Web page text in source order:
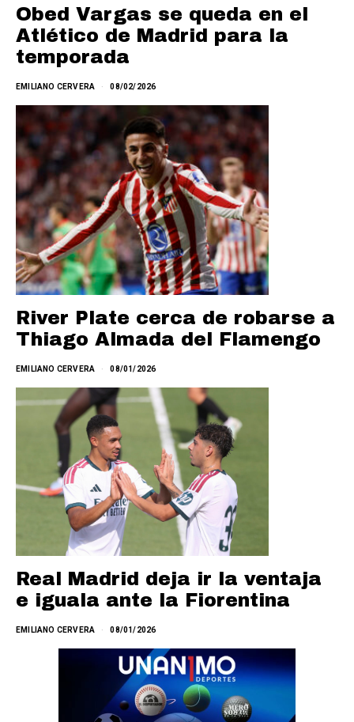
Obed Vargas se queda en el
Atlético de Madrid para la
temporada
EMILIANO CERVERA 08/02/2026
River Plate cerca de robarse a
Thiago Almada del Flamengo
EMILIANO CERVERA 08/01/2026
Real Madrid deja ir la ventaja
e iguala ante la Fiorentina
EMILIANO CERVERA 08/01/2026